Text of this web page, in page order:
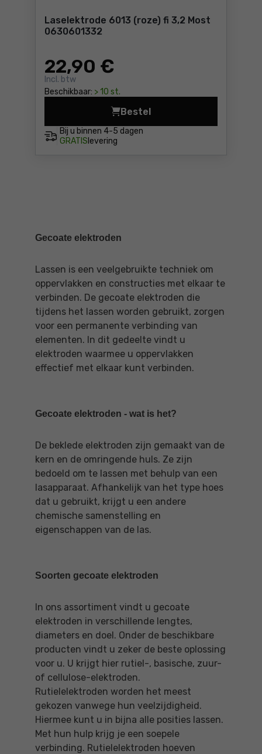
Laselektrode 6013 (roze) fi 3,2 Most
0630601332
22,90 €
Incl. btw
Beschikbaar: > 10 st.
Bij u binnen 4-5 dagen
GRATIS levering
Bestel
Laselektrode 6013 (roze) fi
Gecoate elektroden
Lassen is een veelgebruikte techniek om
oppervlakken en constructies met elkaar te
verbinden. De gecoate elektroden die
tijdens het lassen worden gebruikt, zorgen
voor een permanente verbinding van
elementen. In dit gedeelte vindt u
elektroden waarmee u oppervlakken
effectief met elkaar kunt verbinden.
Gecoate elektroden - wat is het?
De beklede elektroden zijn gemaakt van de
kern en de omringende huls. Ze zijn
bedoeld om te lassen met behulp van een
lasapparaat. Afhankelijk van het type hoes
dat u gebruikt, krijgt u een andere
chemische samenstelling en
eigenschappen van de las.
Soorten gecoate elektroden
In ons assortiment vindt u gecoate
elektroden in verschillende lengtes,
diameters en doel. Onder de beschikbare
producten vindt u zeker de beste oplossing
voor u. U krijgt hier rutiel-, basische, zuur-
of cellulose-elektroden.
Rutielelektroden worden het meest
gekozen vanwege hun veelzijdigheid.
Hiermee kunt u in bijna alle posities lassen.
Met hun hulp krijg je een soepele
verbinding. Rutielelektroden hoeven